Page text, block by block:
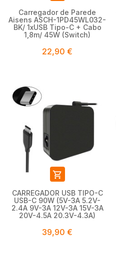
Carregador de Parede
Aisens ASCH-1PD45WL032-
BK/ 1xUSB Tipo-C + Cabo
1,8m/ 45W (Switch)
22,90 €

CARREGADOR USB TIPO-C
USB-C 90W (5V-3A 5.2V-
2.4A 9V-3A 12V-3A 15V-3A
20V-4.5A 20.3V-4.3A)
39,90 €